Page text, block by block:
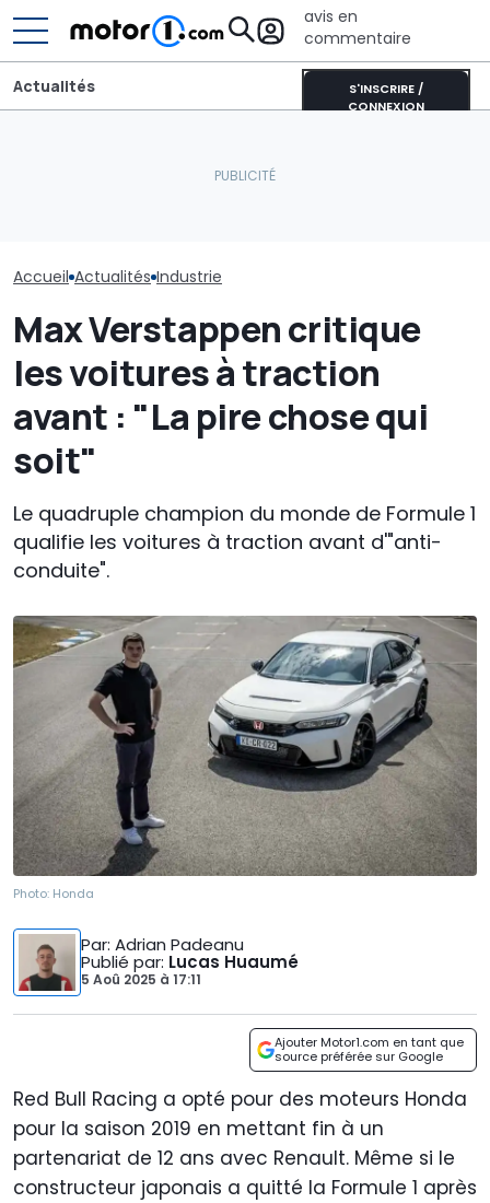
avis en
commentaire
S'INSCRIRE /
CONNEXION
Actualités
Accueil Actualités Industrie
Max Verstappen critique
les voitures à traction
avant : "La pire chose qui
soit"
Le quadruple champion du monde de Formule 1
qualifie les voitures à traction avant d'"anti-
conduite".
Photo: Honda
Par: Adrian Padeanu
Publié par: Lucas Huaumé
5 Aoû 2025 à 17:11
Ajouter Motor1.com en tant que
source préférée sur Google
Red Bull Racing a opté pour des moteurs Honda
pour la saison 2019 en mettant fin à un
partenariat de 12 ans avec Renault. Même si le
constructeur japonais a quitté la Formule 1 après